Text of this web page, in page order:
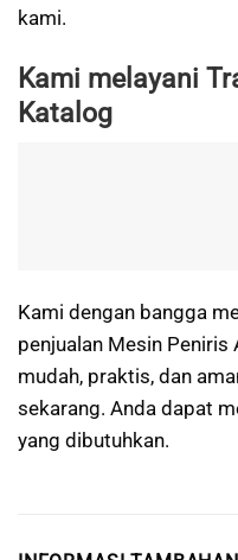
kami.
Kami melayani
Katalog
Kami dengan bangga
penjualan Mesin Peniris
mudah, praktis, dan
sekarang. Anda dapat
yang dibutuhkan.